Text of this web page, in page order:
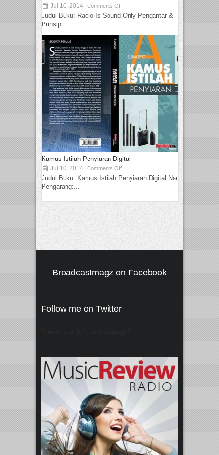
Jul 10, 2014 Comments Off
Judul Buku: Radio Is Sound Only Pengantar &
Prinsip...
Kamus Istilah Penyiaran Digital
Jul 10, 2014 Comments Off
Judul Buku: Kamus Istilah Penyiaran Digital Nama
Pengarang:...
Broadcastmagz on Facebook
Follow me on Twitter